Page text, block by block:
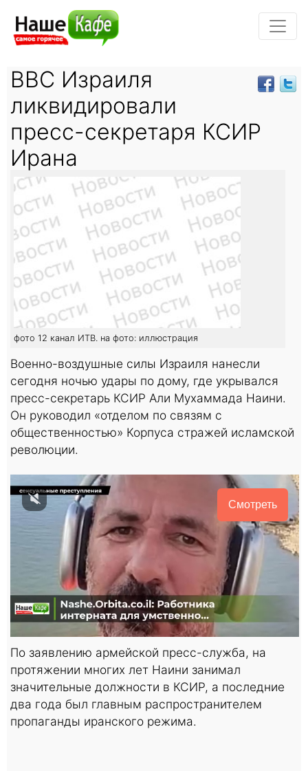
ВВС Израиля
ликвидировали
пресс-секретаря КСИР
Ирана
фото 12 канал ИТВ. на фото: иллюстрация
Военно-воздушные силы Израиля нанесли
сегодня ночью удары по дому, где укрывался
пресс-секретарь КСИР Али Мухаммада Наини.
Он руководил «отделом по связям с
общественностью» Корпуса стражей исламской
революции.
Смотреть
По заявлению армейской пресс-служба, на
протяжении многих лет Наини занимал
значительные должности в КСИР, а последние
два года был главным распространителем
пропаганды иранского режима.